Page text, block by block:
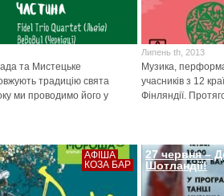
та Мистецьке
традицію свята
ми проводимо його у
Липень th, 2013
Музика,
учасників з 12
Фінляндії.
АФІША
КОЗА БАР
27 червня –
Шотландії!